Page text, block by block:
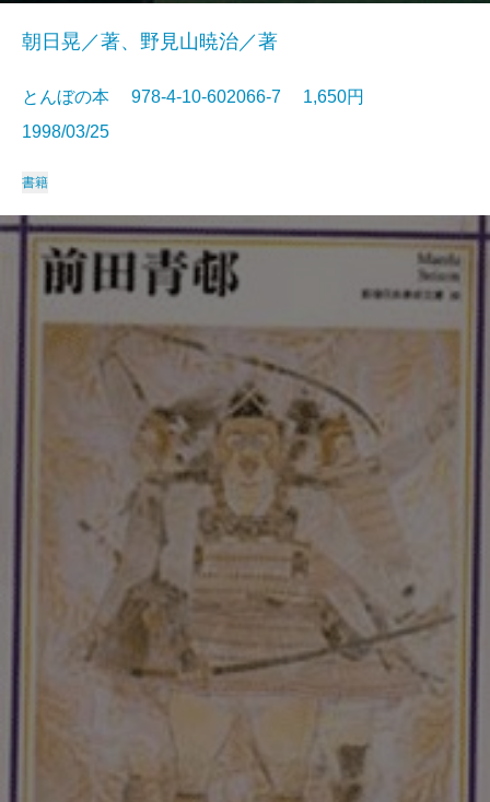
朝日晃／著、野見山暁治／著
とんぼの本 978-4-10-602066-7 1,650円
1998/03/25
書籍